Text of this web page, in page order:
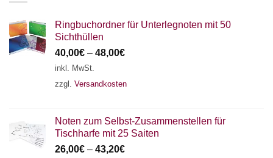
Ringbuchordner für Unterlegnoten mit 50
Sichthüllen
40,00€ – 48,00€
inkl. MwSt.
zzgl. Versandkosten
Noten zum Selbst-Zusammenstellen für
Tischharfe mit 25 Saiten
26,00€ – 43,20€